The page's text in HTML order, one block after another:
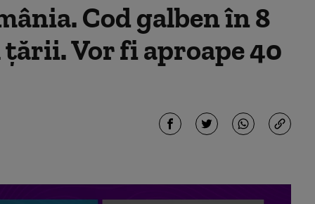
Cod galben în 8
Vor fi aproape 40